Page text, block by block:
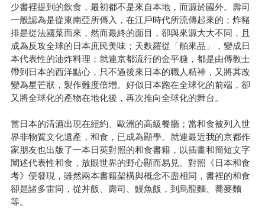
少書裡提到的飲食，最初都不是來自本地，而源於國外。壽司
一般認為是從東南亞所傳入，在江戶時代所流傳起來的；炸豬
排是從法國菜而來，然而最終的面目，卻與來源大大不同，且
成為反攻全球的日本庶民美味；天麩羅從「舶來品」，變成日
本代表性的油炸料理；就連京都流行的金平糖，都是由傳教士
帶到日本的西洋點心，只不過後來日本的職人精神，又將其改
變為星芒狀，製作難度倍增。好似日本跑在全球化的前端，卻
又將全球化的產物在地化後，再次推向全球化的舞台。
當日本的清酒出現在紐約、歐洲的高級餐廳；當和食被列入世
界非物質文化遺產，和食，已成為顯學。就連最近我的京都作
家朋友也出版了一本日英對照的和食書籍，以插畫和簡短文字
闡述代表性和食，放眼世界的野心顯而易見。對照《日本和食
考》便發現，雖然兩本書籍架構與概念不盡相同，書裡的和食
卻是諸多雷同，從丼飯、壽司、鰻魚飯，到烏龍麵、蕎麥麵
等。